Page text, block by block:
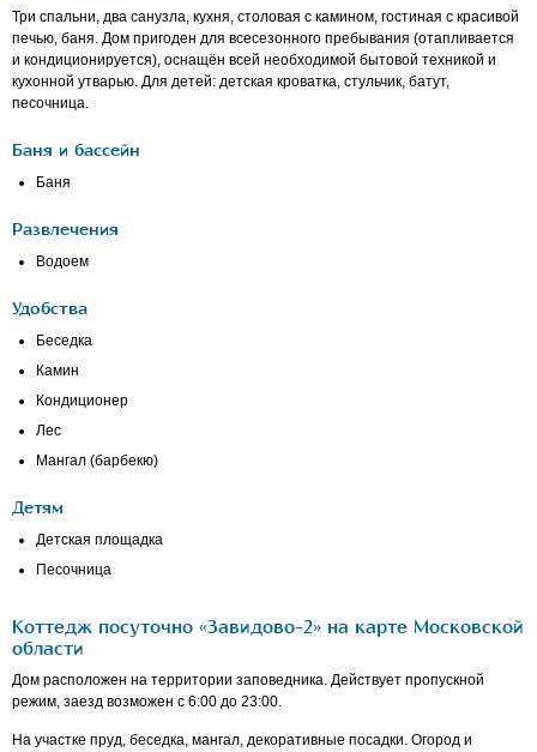
Три спальни, два санузла, кухня, столовая с камином, гостиная с красивой
печью, баня. Дом пригоден для всесезонного пребывания (отапливается
и кондиционируется), оснащён всей необходимой бытовой техникой и
кухонной утварью. Для детей: детская кроватка, стульчик, батут,
песочница.
Баня и бассейн
Баня
Развлечения
Водоем
Удобства
Беседка
Камин
Кондиционер
Лес
Мангал (барбекю)
Детям
Детская площадка
Песочница
Коттедж посуточно «Завидово-2» на карте Московской
области
Дом расположен на территории заповедника. Действует пропускной
режим, заезд возможен с 6:00 до 23:00.
На участке пруд, беседка, мангал, декоративные посадки. Огород и